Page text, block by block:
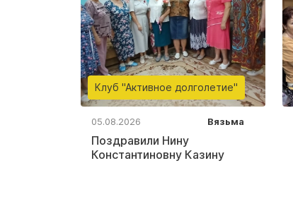
Клуб "Активное долголетие"
05.08.2026 Вязьма
Поздравили Нину
Константиновну Казину